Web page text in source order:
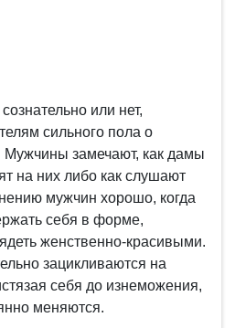
или нет,
сильного пола о
замечают, как дамы
на них либо как слушают
мужчин хорошо, когда
себя в форме,
женственно-красивыми.
зацикливаются на
себя до изнеможения,
меняются.